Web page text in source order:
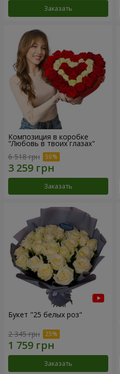
Заказать
Композиция в коробке
"Любовь в твоих глазах"
6 518 грн
Заказать
Букет "25 белых роз"
2 345 грн
Заказать